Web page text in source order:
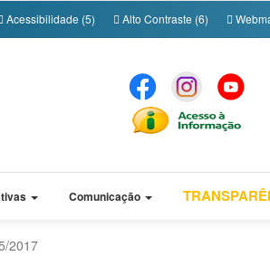
Acessibilidade (5) Alto Contraste (6)
Comunicação
2017